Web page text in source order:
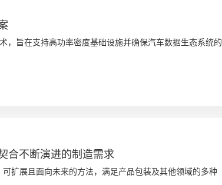
，旨在支持高功率密度基础设施并确保汽车数据生态系统的
合不断演进的制造需求
扩展且面向未来的方法，满足产品包装及其他领域的多种